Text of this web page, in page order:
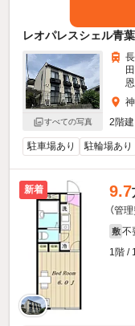
レオパレスシェル青
すべての写真
2階
駐車場あり 駐輪場あり
新着 9.7
（管
敷 不
1階 /